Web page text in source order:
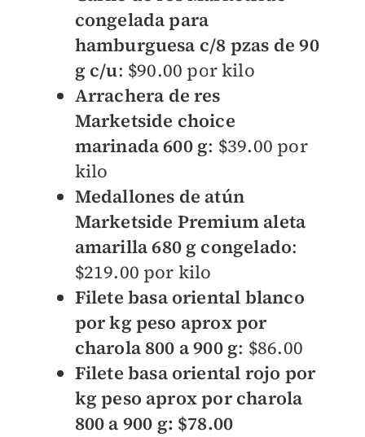
congelada para
hamburguesa c/8 pzas de 90
g c/u: $90.00 por kilo
Arrachera de res
Marketside choice
marinada 600 g: $39.00 por
kilo
Medallones de atún
Marketside Premium aleta
amarilla 680 g congelado:
$219.00 por kilo
Filete basa oriental blanco
por kg peso aprox por
charola 800 a 900 g: $86.00
Filete basa oriental rojo por
kg peso aprox por charola
800 a 900 g: $78.00